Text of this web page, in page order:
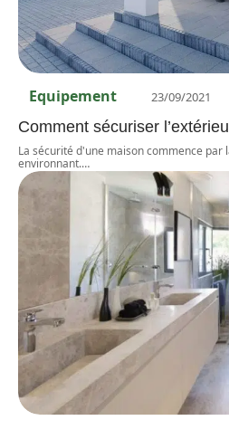
Equipement 23/09/2021
Comment sécuriser
La sécurité d'une maison commence par
environnant.…